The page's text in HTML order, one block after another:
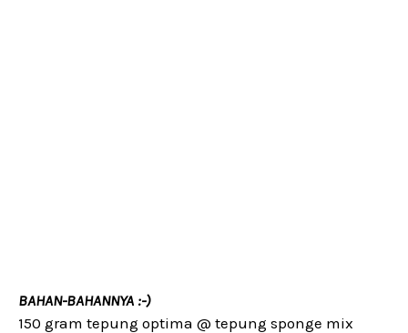
BAHAN-BAHANNYA :-)
150 gram tepung optima @ tepung sponge mix